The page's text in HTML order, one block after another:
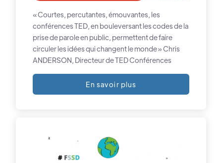
« Courtes, percutantes, émouvantes, les
conférences TED, en bouleversant les codes de la
prise de parole en public, permettent de faire
circuler les idées qui changent le monde » Chris
ANDERSON, Directeur de TED Conférences
En savoir plus